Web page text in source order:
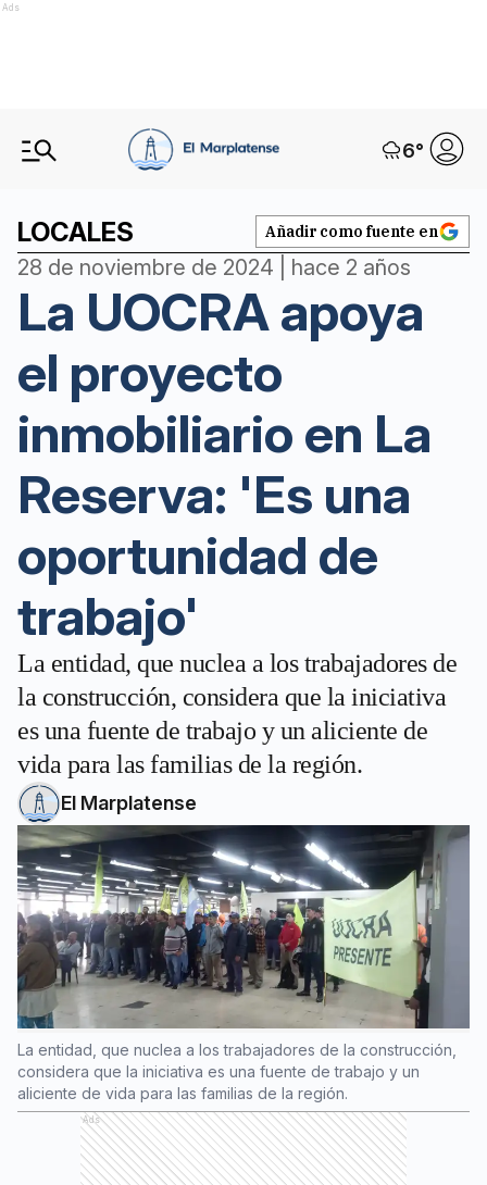
Ads
6°
LOCALES Añadir como fuente en
28 de noviembre de 2024 | hace 2 años
La UOCRA apoya
el proyecto
inmobiliario en La
Reserva: 'Es una
oportunidad de
trabajo'
La entidad, que nuclea a los trabajadores de
la construcción, considera que la iniciativa
es una fuente de trabajo y un aliciente de
vida para las familias de la región.
El Marplatense
La entidad, que nuclea a los trabajadores de la construcción,
considera que la iniciativa es una fuente de trabajo y un
aliciente de vida para las familias de la región.
Ads